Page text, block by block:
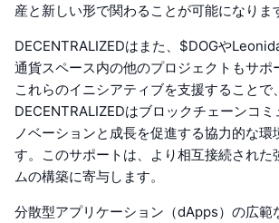
産と新しい形で関わることが可能になりま
DECENTRALIZEDはまた、$DOGや
通貨スペース内の他のプロジェクトもサポ
これらのイニシアティブを支援することで、
DECENTRALIZEDはブロックチェーンコ
ノベーションと成長を促進する協力的な環
す。このサポートは、より相互接続された
ムの構築に寄与します。
分散型アプリケーション（dApps）の広範